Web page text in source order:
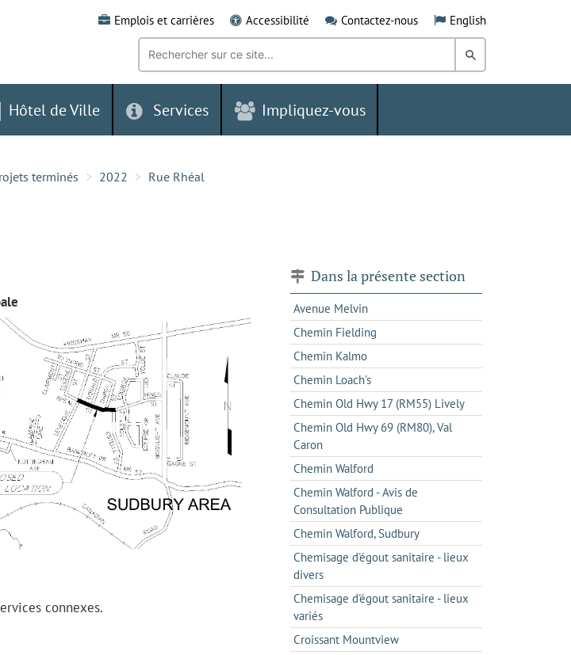
Emplois et carrières Accessibilité Contactez-nous English
Recherche
mot-
clé:
Rechercher
dans
Grand
Hôtel de Ville Services Impliquez-vous
terminés 2022 Rue Rhéal
connexes.
Dans la présente section
Avenue Melvin
Chemin Fielding
Chemin Kalmo
Chemin Loach's
Chemin Old Hwy 17 (RM55) Lively
Chemin Old Hwy 69 (RM80), Val
Caron
Chemin Walford
Chemin Walford - Avis de
Consultation Publique
Chemin Walford, Sudbury
Chemisage d'égout sanitaire - lieux
divers
Chemisage d'égout sanitaire - lieux
variés
Croissant Mountview